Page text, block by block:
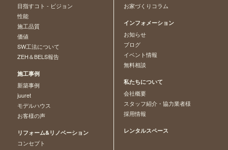
目指すコト - ビジョン
性能
施工品質
価値
SW工法について
ZEH＆BELS報告
施工事例
新築事例
juuret
モデルハウス
お客様の声
リフォーム&リノベーション
コンセプト
お家づくりコラム
インフォメーション
お知らせ
ブログ
イベント情報
無料相談
私たちについて
会社概要
スタッフ紹介・協力業者様
採用情報
レンタルスペース